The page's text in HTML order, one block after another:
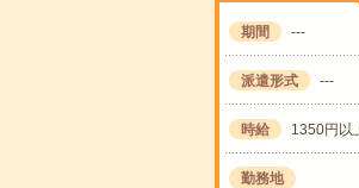
期間 ---
派遣形式 ---
時給 1350円以
勤務地